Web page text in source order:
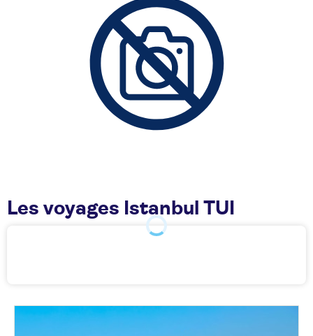
Les voyages Istanbul TUI